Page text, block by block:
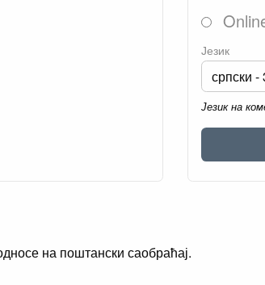
Језик
Језик на
на поштански саобраћај.